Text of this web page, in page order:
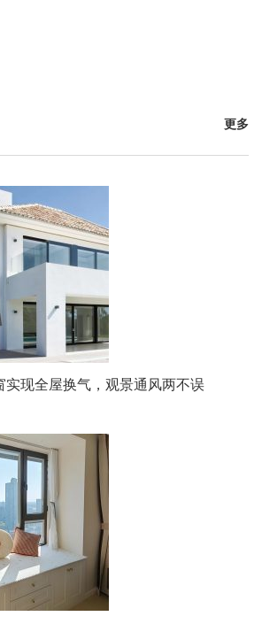
更多
实现全屋换气，观景通风两不误